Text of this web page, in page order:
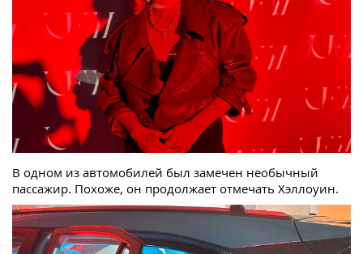
В одном из автомобилей был замечен необычный
пассажир. Похоже, он продолжает отмечать Хэллоуин.